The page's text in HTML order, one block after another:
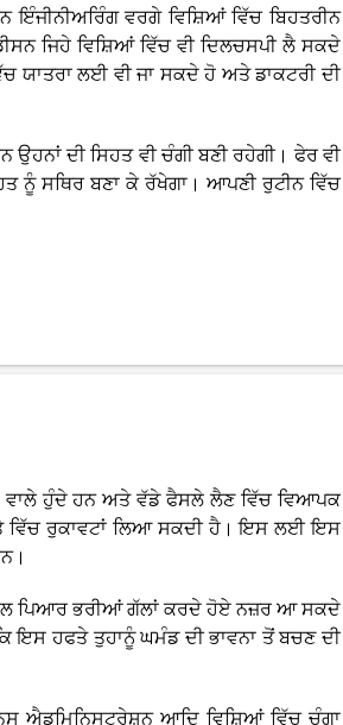
ਇੰਜੀਨੀਅਰਿੰਗ ਵਰਗੇ ਵਿਸ਼ਿਆਂ ਵਿੱਚ ਬਿਹਤਰੀਨ
ਜਿਹੇ ਵਿਸ਼ਿਆਂ ਵਿੱਚ ਵੀ ਦਿਲਚਸਪੀ ਲੈ ਸਕਦੇ
ਲਈ ਵੀ ਜਾ ਸਕਦੇ ਹੋ ਅਤੇ ਡਾਕਟਰੀ ਦੀ
ਦੀ ਸਿਹਤ ਵੀ ਚੰਗੀ ਬਣੀ ਰਹੇਗੀ। ਫੇਰ ਵੀ
ਨੂੰ ਸਥਿਰ ਬਣਾ ਕੇ ਰੱਖੇਗਾ। ਆਪਣੀ ਰੁਟੀਨ ਵਿੱਚ
ਵਾਲੇ ਹੁੰਦੇ ਹਨ ਅਤੇ ਵੱਡੇ ਫੈਸਲੇ ਲੈਣ ਵਿੱਚ ਵਿਆਪਕ
ਵਿੱਚ ਰੁਕਾਵਟਾਂ ਲਿਆ ਸਕਦੀ ਹੈ। ਇਸ ਲਈ ਇਸ
ਪਿਆਰ ਭਰੀਆਂ ਗੱਲਾਂ ਕਰਦੇ ਹੋਏ ਨਜ਼ਰ ਆ ਸਕਦੇ
ਇਸ ਹਫਤੇ ਤੁਹਾਨੂੰ ਘਮੰਡ ਦੀ ਭਾਵਨਾ ਤੋਂ ਬਚਣ ਦੀ
ਐਡਮਿਨਿਸਟ੍ਰੇਸ਼ਨ ਆਦਿ ਵਿਸ਼ਿਆਂ ਵਿੱਚ ਚੰਗਾ